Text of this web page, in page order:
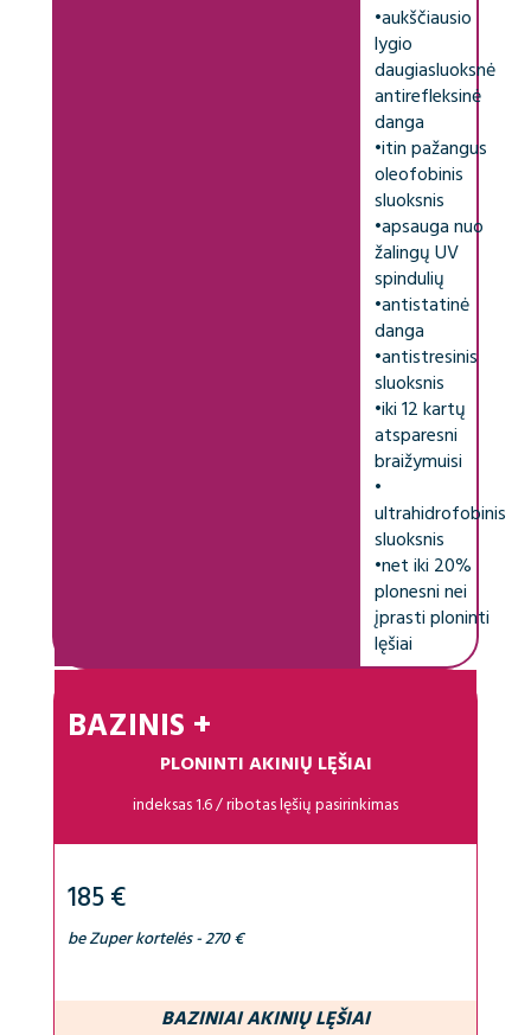
•aukščiausio
lygio
daugiasluoksnė
antirefleksinė
danga
•itin pažangus
oleofobinis
sluoksnis
•apsauga nuo
žalingų UV
spindulių
•antistatinė
danga
•antistresinis
sluoksnis
•iki 12 kartų
atsparesni
braižymuisi
•
ultrahidrofobinis
sluoksnis
•net iki 20%
plonesni nei
įprasti ploninti
lęšiai
BAZINIS +
PLONINTI AKINIŲ LĘŠIAI
indeksas 1.6 / ribotas lęšių pasirinkimas
185 €
be Zuper kortelės - 270 €
BAZINIAI AKINIŲ LĘŠIAI